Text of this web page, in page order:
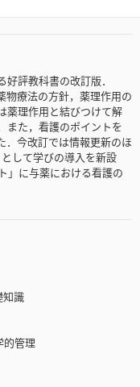
評教科書の改訂版．
物療法の方針，薬理作用の
薬理作用と結びつけて解
また，看護のポイントを
．今改訂では情報更新のほ
して学びの導入を新設
」に与薬における看護の
識
管理